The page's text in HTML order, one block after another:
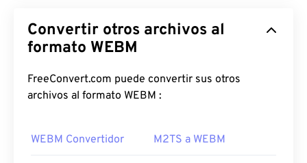
fue diseñado para ser compatible con HTML5.
Admite capítulos, subtítulos, etiquetas de
3D, contenedores 3D y reproductores de hardware.
WEBM comprime transmisiones de vídeo con
Convertir otros archivos al
formato WEBM
FreeConvert.com puede convertir sus otros
archivos al formato WEBM :
WEBM Convertidor M2TS a WEBM